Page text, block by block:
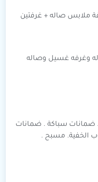
ملابس صاله + غرفتين
وغرفه غسيل وصاله
ضمانات سباكة . ضمانات
الخفية. مسبح .